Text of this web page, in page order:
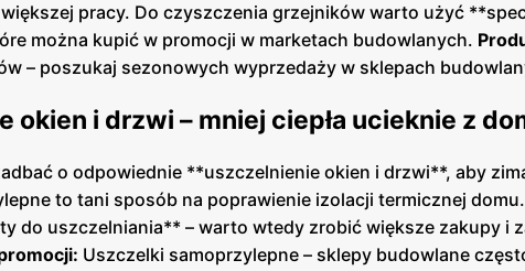
pracy. Do czyszczenia grzejników warto użyć
można kupić w promocji w marketach budowlanych.
– poszukaj sezonowych wyprzedaży w sklepach
okien i drzwi – mniej ciepła ucieknie z
o odpowiednie **uszczelnienie okien i drzwi**, aby
to tani sposób na poprawienie izolacji termicznej
do uszczelniania** – warto wtedy zrobić większe zakupy i
Uszczelki samoprzylepne – sklepy budowlane